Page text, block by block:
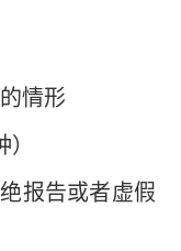
情形
报告或者虚假